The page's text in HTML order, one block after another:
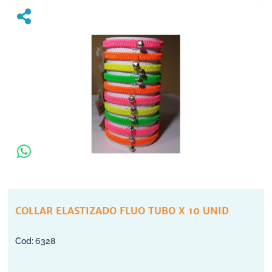
COLLAR ELASTIZADO FLUO TUBO X 10 UNID
6328